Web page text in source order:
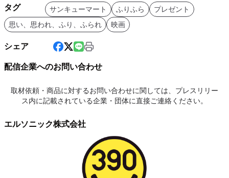
タグ サンキューマート ふりふら
プレゼント
思い、思われ、ふり、ふられ
映画
シェア
配信企業へのお問い合わせ
取材依頼・商品に対するお問い合わせに関しては、プレスリリー
ス内に記載されている企業・団体に直接ご連絡ください。
エルソニック株式会社